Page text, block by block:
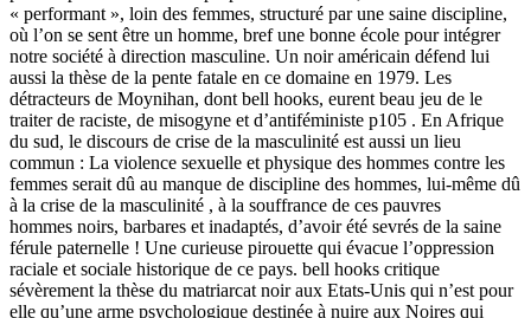
« performant », loin des femmes, structuré par une saine discipline,
où l’on se sent être un homme, bref une bonne école pour intégrer
notre société à direction masculine. Un noir américain défend lui
aussi la thèse de la pente fatale en ce domaine en 1979. Les
détracteurs de Moynihan, dont bell hooks, eurent beau jeu de le
traiter de raciste, de misogyne et d’antiféministe p105 . En Afrique
du sud, le discours de crise de la masculinité est aussi un lieu
commun : La violence sexuelle et physique des hommes contre les
femmes serait dû au manque de discipline des hommes, lui-même dû
à la crise de la masculinité , à la souffrance de ces pauvres
hommes noirs, barbares et inadaptés, d’avoir été sevrés de la saine
férule paternelle ! Une curieuse pirouette qui évacue l’oppression
raciale et sociale historique de ce pays. bell hooks critique
sévèrement la thèse du matriarcat noir aux Etats-Unis qui n’est pour
elle qu’une arme psychologique destinée à nuire aux Noires qui